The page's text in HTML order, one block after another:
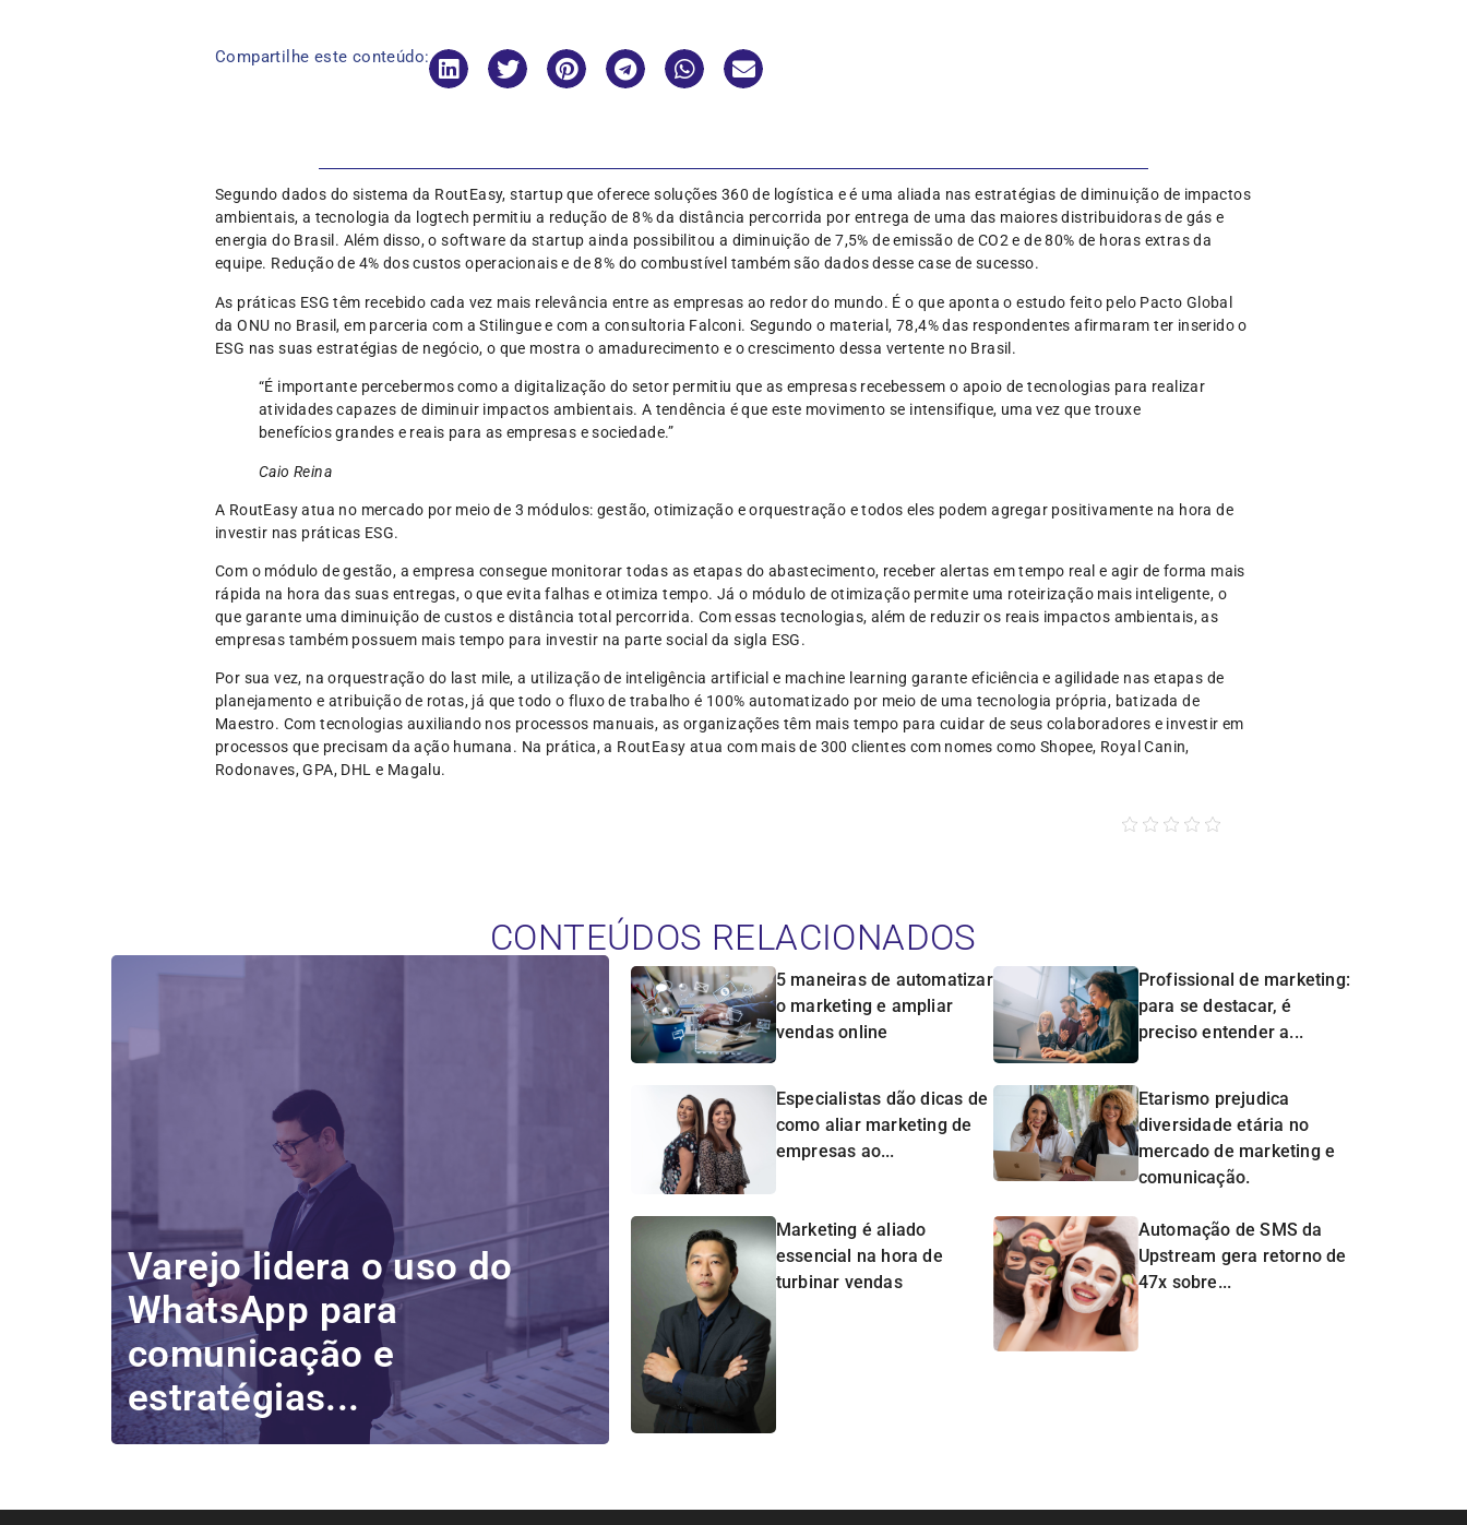
Compartilhe este conteúdo:
Segundo dados do sistema da RoutEasy, startup que oferece soluções 360 de logística e é uma aliada nas estratégias de diminuição de impactos
ambientais, a tecnologia da logtech permitiu a redução de 8% da distância percorrida por entrega de uma das maiores distribuidoras de gás e
energia do Brasil. Além disso, o software da startup ainda possibilitou a diminuição de 7,5% de emissão de CO2 e de 80% de horas extras da
equipe. Redução de 4% dos custos operacionais e de 8% do combustível também são dados desse case de sucesso.
As práticas ESG têm recebido cada vez mais relevância entre as empresas ao redor do mundo. É o que aponta o estudo feito pelo Pacto Global
da ONU no Brasil, em parceria com a Stilingue e com a consultoria Falconi. Segundo o material, 78,4% das respondentes afirmaram ter inserido o
ESG nas suas estratégias de negócio, o que mostra o amadurecimento e o crescimento dessa vertente no Brasil.
“É importante percebermos como a digitalização do setor permitiu que as empresas recebessem o apoio de tecnologias para realizar
atividades capazes de diminuir impactos ambientais. A tendência é que este movimento se intensifique, uma vez que trouxe
benefícios grandes e reais para as empresas e sociedade.”
Caio Reina
A RoutEasy atua no mercado por meio de 3 módulos: gestão, otimização e orquestração e todos eles podem agregar positivamente na hora de
investir nas práticas ESG.
Com o módulo de gestão, a empresa consegue monitorar todas as etapas do abastecimento, receber alertas em tempo real e agir de forma mais
rápida na hora das suas entregas, o que evita falhas e otimiza tempo. Já o módulo de otimização permite uma roteirização mais inteligente, o
que garante uma diminuição de custos e distância total percorrida. Com essas tecnologias, além de reduzir os reais impactos ambientais, as
empresas também possuem mais tempo para investir na parte social da sigla ESG.
Por sua vez, na orquestração do last mile, a utilização de inteligência artificial e machine learning garante eficiência e agilidade nas etapas de
planejamento e atribuição de rotas, já que todo o fluxo de trabalho é 100% automatizado por meio de uma tecnologia própria, batizada de
Maestro. Com tecnologias auxiliando nos processos manuais, as organizações têm mais tempo para cuidar de seus colaboradores e investir em
processos que precisam da ação humana. Na prática, a RoutEasy atua com mais de 300 clientes com nomes como Shopee, Royal Canin,
Rodonaves, GPA, DHL e Magalu.
CONTEÚDOS RELACIONADOS
Varejo lidera o uso do
WhatsApp para
comunicação e
estratégias...
5 maneiras de automatizar
o marketing e ampliar
vendas online
Profissional de marketing:
para se destacar, é
preciso entender a...
Especialistas dão dicas de
como aliar marketing de
empresas ao...
Etarismo prejudica
diversidade etária no
mercado de marketing e
comunicação.
Marketing é aliado
essencial na hora de
turbinar vendas
Automação de SMS da
Upstream gera retorno de
47x sobre...